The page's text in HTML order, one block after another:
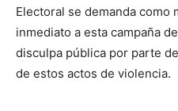
Electoral se demanda como
inmediato a esta campaña
disculpa pública por parte
de estos actos de violencia.